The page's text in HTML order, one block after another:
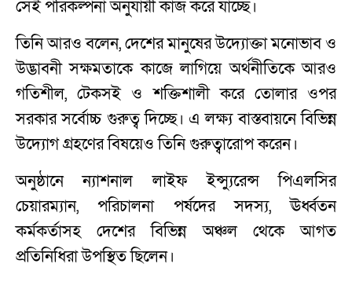
সেই পরিকল্পনা অনুযায়ী কাজ করে যাচ্ছে।
তিনি আরও বলেন, দেশের মানুষের উদ্যোক্তা মনোভাব ও
উদ্ভাবনী সক্ষমতাকে কাজে লাগিয়ে অর্থনীতিকে আরও
গতিশীল, টেকসই ও শক্তিশালী করে তোলার ওপর
সরকার সর্বোচ্চ গুরুত্ব দিচ্ছে। এ লক্ষ্য বাস্তবায়নে বিভিন্ন
উদ্যোগ গ্রহণের বিষয়েও তিনি গুরুত্বারোপ করেন।
অনুষ্ঠানে ন্যাশনাল লাইফ ইন্স্যুরেন্স পিএলসির
চেয়ারম্যান, পরিচালনা পর্ষদের সদস্য, ঊর্ধ্বতন
কর্মকর্তাসহ দেশের বিভিন্ন অঞ্চল থেকে আগত
প্রতিনিধিরা উপস্থিত ছিলেন।